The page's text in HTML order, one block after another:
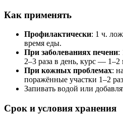
Как применять
Профилактически: 1 ч.
время еды.
При заболеваниях печени:
2–3 раза в день, курс — 1–2
При кожных проблемах:
поражённые участки 1–2
Запивать водой или
Срок и условия хранения